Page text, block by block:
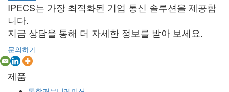
IPECS는 가장 최적화된 기업 통신 솔루션을 제공합
니다.
지금 상담을 통해 더 자세한 정보를 받아 보세요.
문의하기
제품